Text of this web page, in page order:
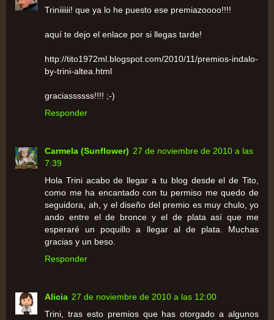
Triniiiiii! que ya lo he puesto ese premiazoooo!!!!
aquí te dejo el enlace por si llegas tarde!
http://tito1972ml.blogspot.com/2010/11/premios-indalo-
by-trini-altea.html
graciassssss!!!! ;-)
Responder
Carmela (Sunflower) 27 de noviembre de 2010 a las
7:39
Hola Trini acabo de llegar a tu blog desde el de Tito,
como me ha encantado con tu permiso me quedo de
seguidora, ah, y el diseño del premio es muy chulo, yo
ando entre el de bronce y el de plata así que me
esperaré un poquillo a llegar al de plata. Muchas
gracias y un beso.
Responder
Alicia 27 de noviembre de 2010 a las 12:00
Trini, tras esto premios que has otorgado a algunos